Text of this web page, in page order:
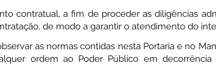
contratual, a fim de proceder as diligências
de modo a garantir o atendimento do
as normas contidas nesta Portaria e no
ordem ao Poder Público em